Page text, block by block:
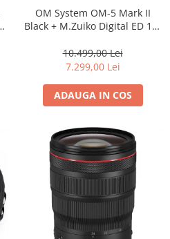
OM System OM-5 Mark II
Black + M.Zuiko Digital ED 12-
camera mirrorless Micro Four
Thirds 20.4MP
10.499,00 Lei
7.299,00 Lei
ADAUGA IN COS